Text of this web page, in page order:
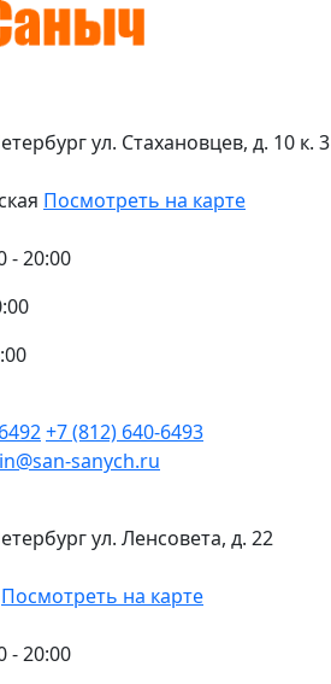
ул. Стахановцев, д. 10 к. 3
Посмотреть на карте
- 20:00
+7 (812) 640-6493
sanych.ru
ул. Ленсовета, д. 22
Посмотреть на карте
- 20:00